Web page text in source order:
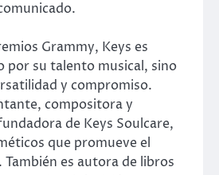
Grammy, Keys es
por su talento musical, sino
y compromiso.
compositora y
de Keys Soulcare,
que promueve el
es autora de libros